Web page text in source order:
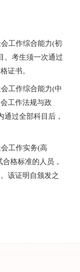
工作综合能力(初
。考生须一次通过
证书。
工作综合能力(中
工作法规与政
过全部科目后，
工作实务(高
格标准的人员，
该证明自颁发之